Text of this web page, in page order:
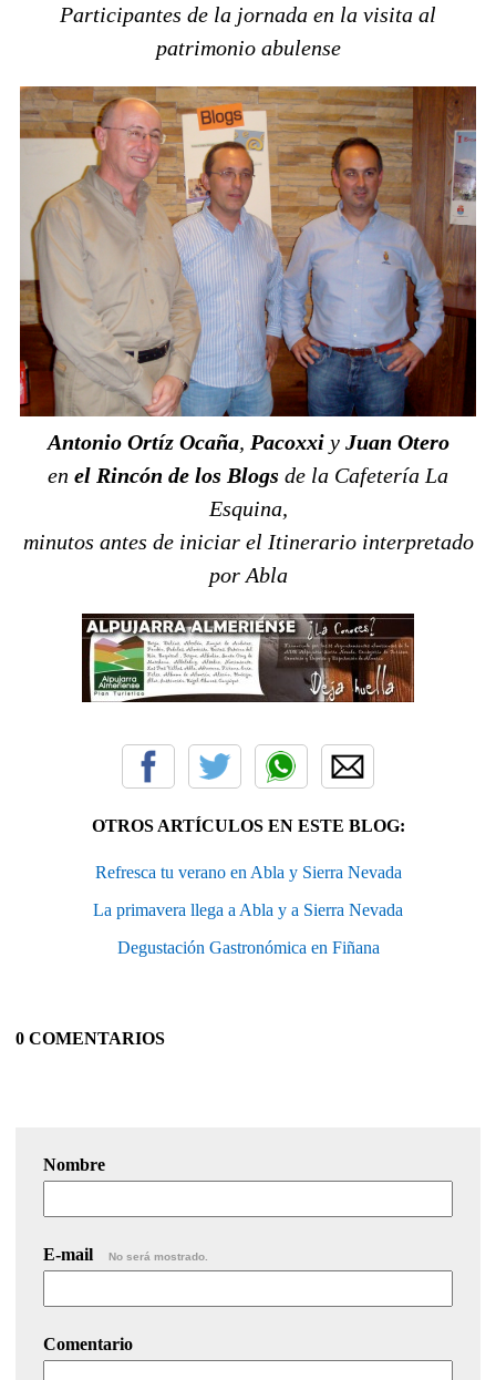
Participantes de la jornada en la visita al
patrimonio abulense
Antonio Ortíz Ocaña, Pacoxxiy Juan Otero
en el Rincón de los Blogs de la Cafetería La
Esquina,
minutos antes de iniciar el Itinerario interpretado
por Abla
OTROS ARTÍCULOS EN ESTE BLOG:
Refresca tu verano en Abla y Sierra Nevada
La primavera llega a Abla y a Sierra Nevada
Degustación Gastronómica en Fiñana
0 COMENTARIOS
Nombre
E-mail No será mostrado.
Comentario